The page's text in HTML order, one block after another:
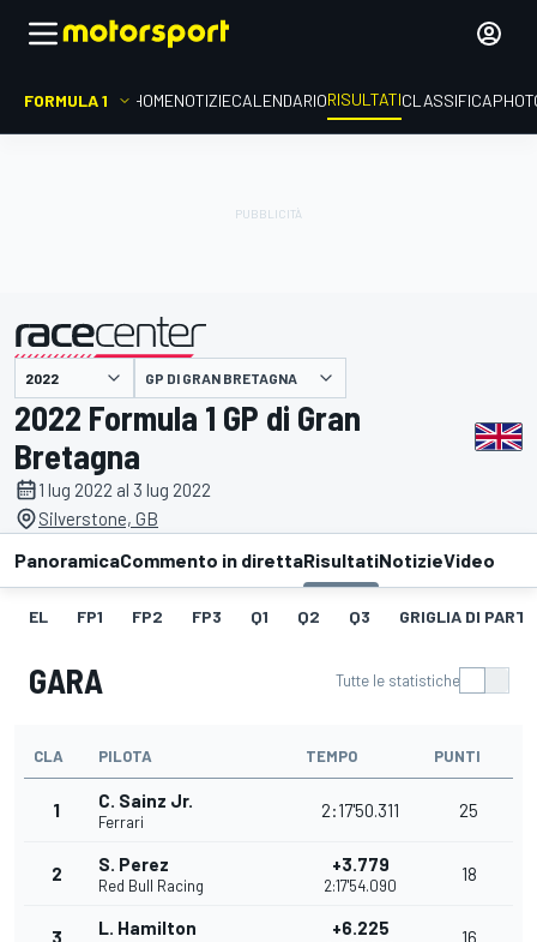
FORMULA 1 HOMENOTIZIECALENDARIORISULTATICLASSIFICA
presentato da GP DI GRAN BRETAGNA
2022 Formula 1 GP di Gran
Bretagna
1 lug 2022 al 3 lug 2022
Silverstone, GB
PanoramicaCommento in direttaRisultatiNotizieVideo
EL FP1 FP2 FP3 Q1 Q2 Q3 GRIGLIA DI
GARA Tutte le statistiche
CLA PILOTA TEMPO PUNTI
1 C. Sainz Jr.
Ferrari
2:17'50.311 25
2 S. Perez
Red Bull Racing
+3.779
2:17'54.090
18
3 L. Hamilton +6.225 16